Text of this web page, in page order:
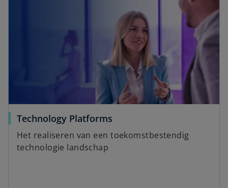
Technology Platforms
Het realiseren van een toekomstbestendig
technologie landschap